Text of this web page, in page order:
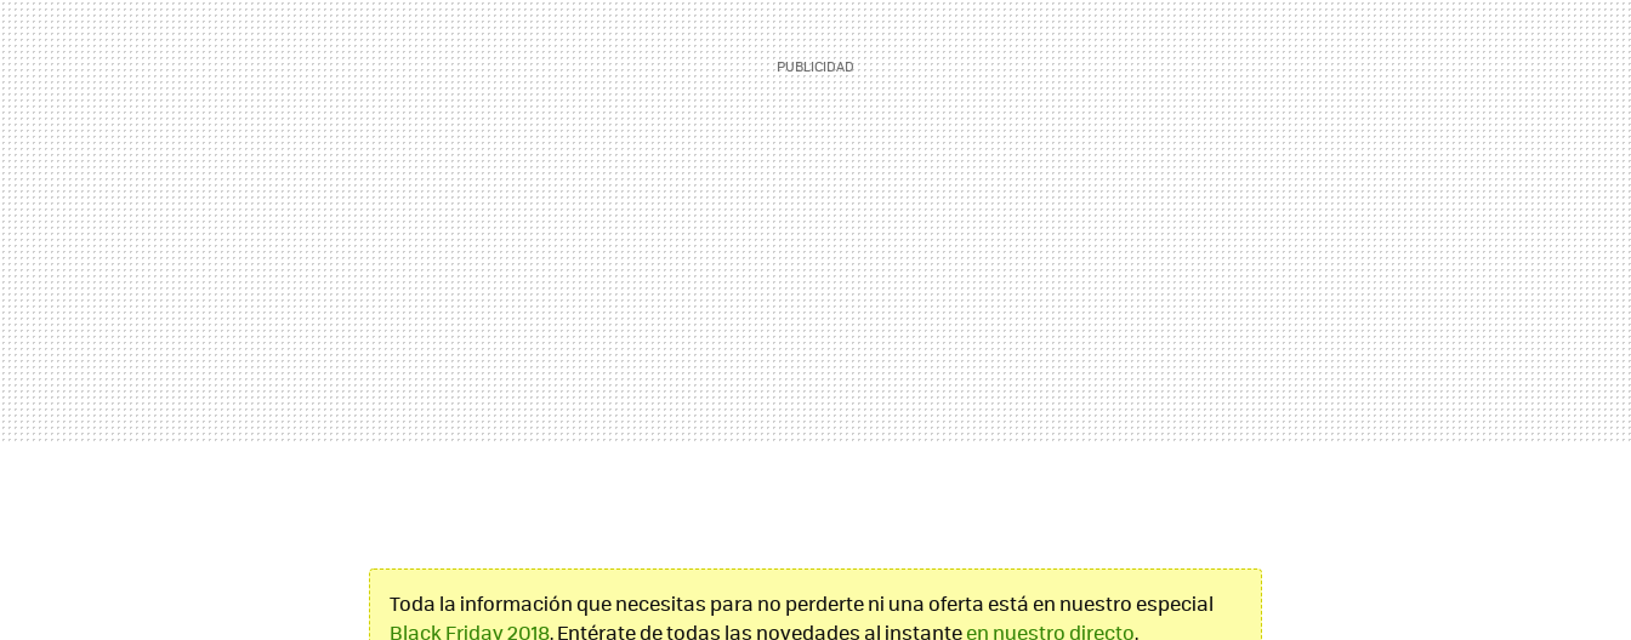
Toda la información que necesitas para no perderte ni una oferta está en nuestro especial
Black Friday 2018. Entérate de todas las novedades al instanteen nuestro directo.